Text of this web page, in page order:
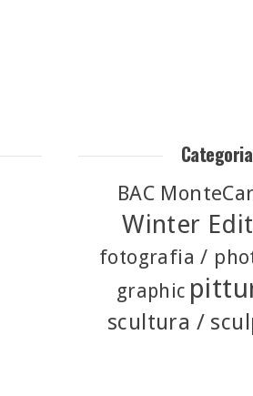
BAC
Winter
fotografia /
graphic
scultura /